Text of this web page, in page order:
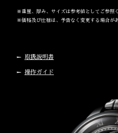
※重量、厚み、サイズは参考値としてご参照
※価格及び仕様は、予告なく変更する場合が
取扱説明書
操作ガイド